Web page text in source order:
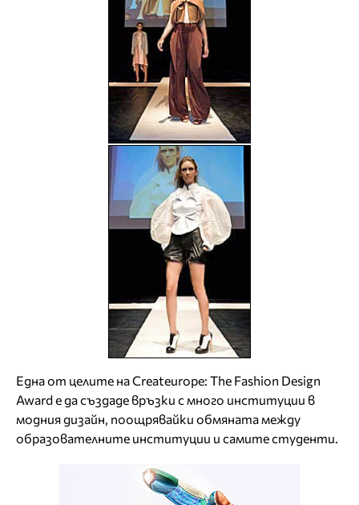
Една от целите на Createurope: The Fashion Design
Award е да създаде връзки с много институции в
модния дизайн, поощрявайки обмяната между
образователните институции и самите студенти.